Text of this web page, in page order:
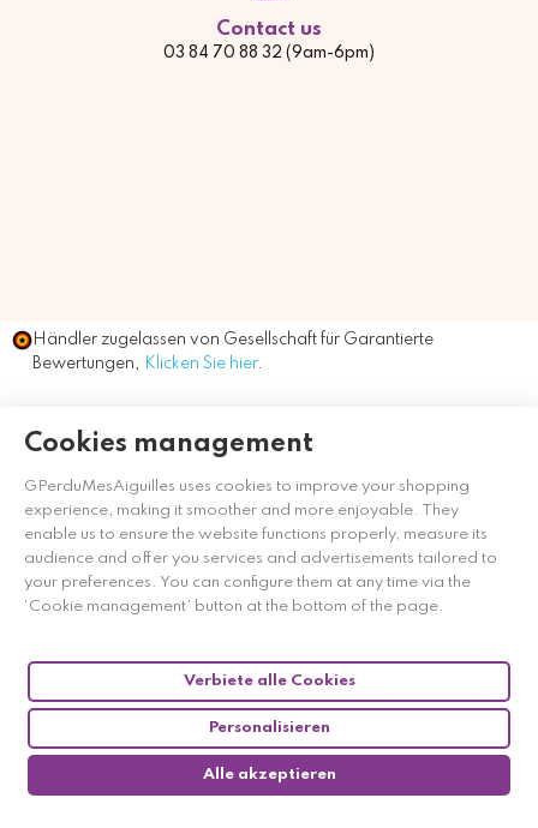
Cookies management
GPerduMesAiguilles uses cookies to improve your shopping
experience, making it smoother and more enjoyable. They
enable us to ensure the website functions properly, measure its
audience and offer you services and advertisements tailored to
your preferences. You can configure them at any time via the
‘Cookie management’ button at the bottom of the page.
Alle akzeptieren
Verbiete alle Cookies
Personalisieren
Contact us
03 84 70 88 32 (9am-6pm)
Händler zugelassen von Gesellschaft für Garantierte
Bewertungen, Klicken Sie hier.